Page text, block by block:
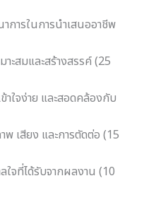
การในการนำเสนออาชีพ
าะสมและสร้างสรรค์ (25
าใจง่าย และสอดคล้องกับ
เสียง และการตัดต่อ (15
ใจที่ได้รับจากผลงาน (10